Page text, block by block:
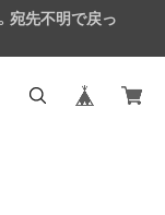
宛先不明で戻っ